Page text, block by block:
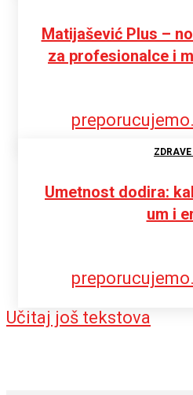
Matijašević Plus –
za profesionalce i
Umetnost dodira:
um i
Učitaj još tekstova